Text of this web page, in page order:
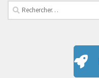
Rechercher :